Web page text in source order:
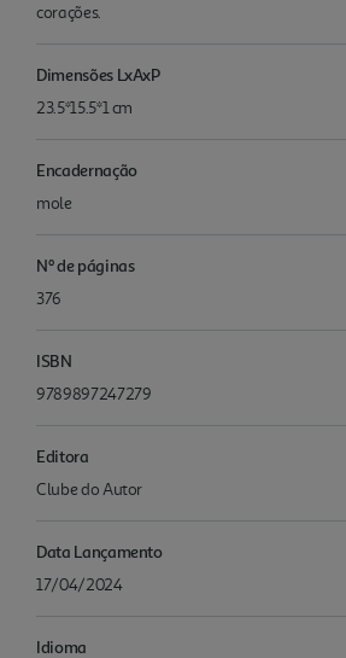
corações.
Dimensões LxAxP
23.5*15.5*1 cm
Encadernação
mole
Nº de páginas
376
ISBN
9789897247279
Editora
Clube do Autor
Data Lançamento
17/04/2024
Idioma